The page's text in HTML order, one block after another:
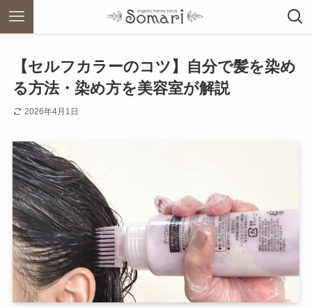
【セルフカラーのコツ】自分で髪を染め
る方法・染め方を美容室が解説
2026年4月1日